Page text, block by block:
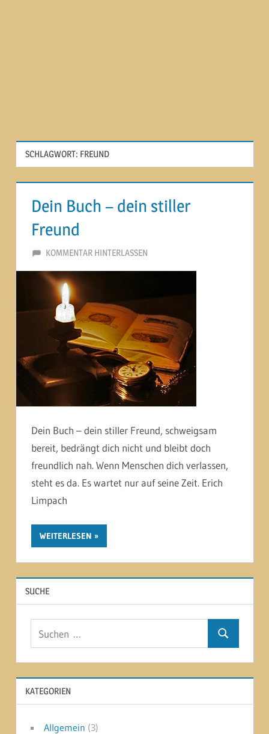
SCHLAGWORT: FREUND
Dein Buch – dein stiller
Freund
25. DEZEMBER 2014
MARTINA BERG
KOMMENTAR HINTERLASSEN
Dein Buch – dein stiller Freund, schweigsam
bereit, bedrängt dich nicht und bleibt doch
freundlich nah. Wenn Menschen dich verlassen,
steht es da. Es wartet nur auf seine Zeit. Erich
Limpach
WEITERLESEN
SUCHE
Suchen
KATEGORIEN
Allgemein (3)